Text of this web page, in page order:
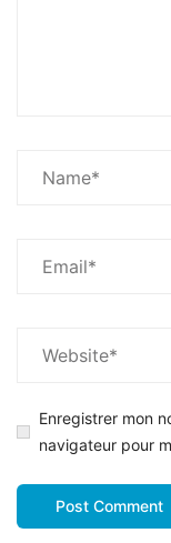
Enregistrer mon
navigateur pour